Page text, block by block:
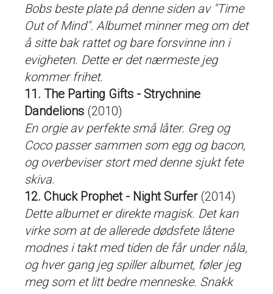
Bobs beste plate på denne siden av "Time
Out of Mind". Albumet minner meg om det
å sitte bak rattet og bare forsvinne inn i
evigheten. Dette er det nærmeste jeg
kommer frihet.
11. The Parting Gifts - Strychnine
Dandelions (2010)
En orgie av perfekte små låter. Greg og
Coco passer sammen som egg og bacon,
og overbeviser stort med denne sjukt fete
skiva.
12. Chuck Prophet - Night Surfer(2014)
Dette albumet er direkte magisk. Det kan
virke som at de allerede dødsfete låtene
modnes i takt med tiden de får under nåla,
og hver gang jeg spiller albumet, føler jeg
meg som et litt bedre menneske. Snakk